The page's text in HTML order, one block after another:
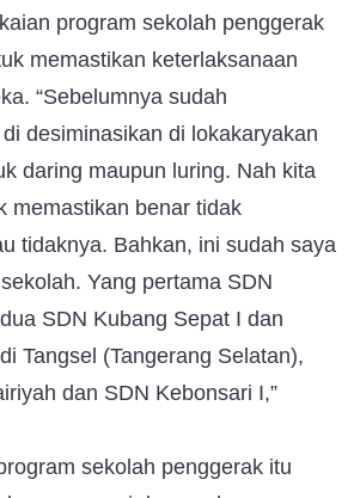
program sekolah penggerak
memastikan keterlaksanaan
“Sebelumnya sudah
desiminasikan di lokakaryakan
daring maupun luring. Nah kita
memastikan benar tidak
tidaknya. Bahkan, ini sudah saya
Yang pertama SDN
SDN Kubang Sepat I dan
Tangsel (Tangerang Selatan),
dan SDN Kebonsari I,”
sekolah penggerak itu